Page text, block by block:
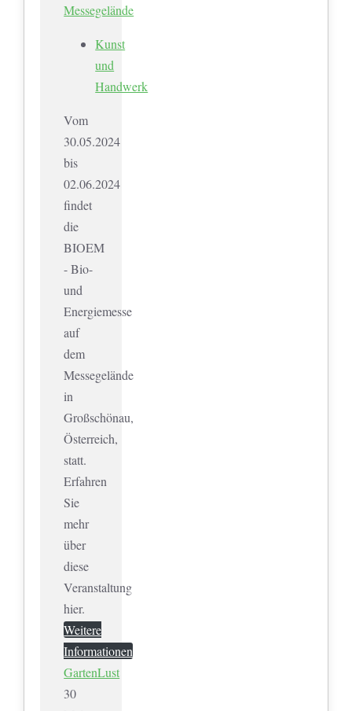
Messegelände
Kunst
und
Handwerk
Vom
30.05.2024
bis
02.06.2024
findet
die
BIOEM
- Bio-
und
Energiemesse
auf
dem
Messegelände
in
Großschönau,
Österreich,
statt.
Erfahren
Sie
mehr
über
diese
Veranstaltung
hier.
Weitere
Informationen
GartenLust
30